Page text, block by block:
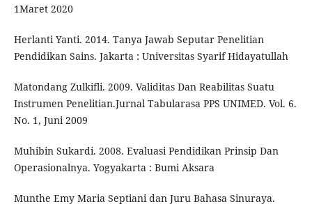
1Maret 2020
Herlanti Yanti. 2014. Tanya Jawab Seputar Penelitian
Pendidikan Sains. Jakarta : Universitas Syarif Hidayatullah
Matondang Zulkifli. 2009. Validitas Dan Reabilitas Suatu
Instrumen Penelitian.Jurnal Tabularasa PPS UNIMED. Vol. 6.
No. 1, Juni 2009
Muhibin Sukardi. 2008. Evaluasi Pendidikan Prinsip Dan
Operasionalnya. Yogyakarta : Bumi Aksara
Munthe Emy Maria Septiani dan Juru Bahasa Sinuraya.